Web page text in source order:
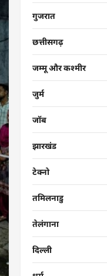
गुजरात
छत्तीसगढ़
जम्मू और कश्मीर
जुर्म
जॉब
झारखंड
टेक्नो
तमिलनाडु
तेलंगाना
दिल्ली